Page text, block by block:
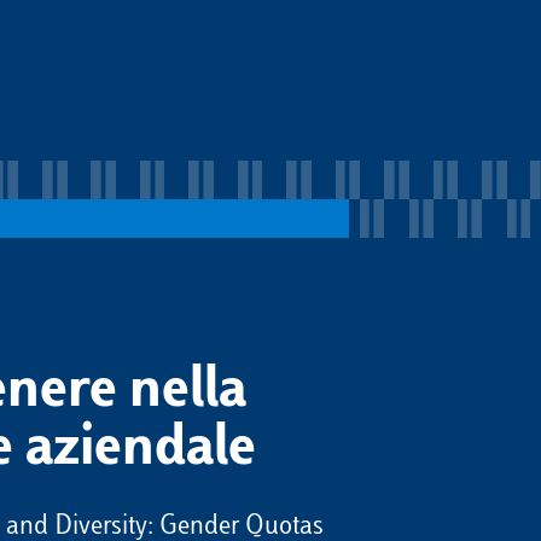
nella
aziendale
Diversity: Gender Quotas